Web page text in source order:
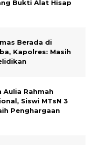
Bukti Alat Hisap
Berada di
Kapolres: Masih
Aulia Rahmah
Siswi MTsN 3
Penghargaan